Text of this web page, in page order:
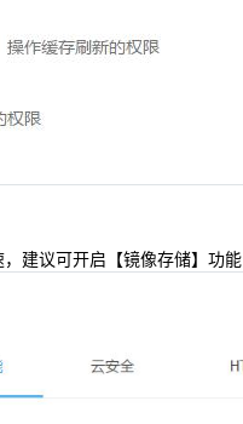
建议可开启【镜像存储】功能